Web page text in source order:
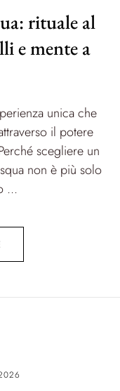
rituale al
e mente a
unica che
il potere
scegliere un
non è più solo
...